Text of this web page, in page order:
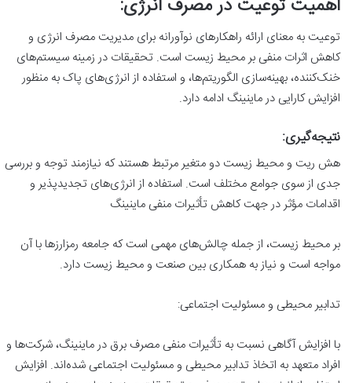
توعیت به معنای ارائه راهکارهای نوآورانه برای مدیریت مصرف انرژی و
کاهش اثرات منفی بر محیط زیست است. تحقیقات در زمینه سیستم‌های
خنک‌کننده، بهینه‌سازی الگوریتم‌ها، و استفاده از انرژی‌های پاک به منظور
افزایش کارایی در ماینینگ ادامه دارد.
نتیجه‌گیری:
هش ریت و محیط زیست دو متغیر مرتبط هستند که نیازمند توجه و بررسی
جدی از سوی جوامع مختلف است. استفاده از انرژی‌های تجدیدپذیر و
اقدامات مؤثر در جهت کاهش تأثیرات منفی ماینینگ
بر محیط زیست، از جمله چالش‌های مهمی است که جامعه رمزارزها با آن
مواجه است و نیاز به همکاری بین صنعت و محیط زیست دارد.
تدابیر محیطی و مسئولیت اجتماعی:
با افزایش آگاهی نسبت به تأثیرات منفی مصرف برق در ماینینگ، شرکت‌ها و
افراد متعهد به اتخاذ تدابیر محیطی و مسئولیت اجتماعی شده‌اند. افزایش